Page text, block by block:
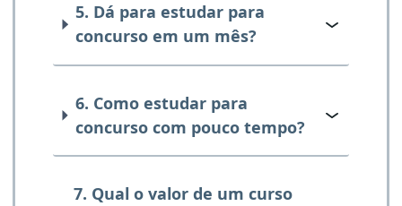
5. Dá para estudar para
concurso em um mês?
6. Como estudar para
concurso com pouco tempo?
7. Qual o valor de um curso